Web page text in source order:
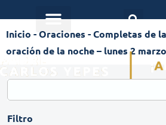
Inicio -Oraciones -Completas de
oración de la noche – lunes 2
Filtro